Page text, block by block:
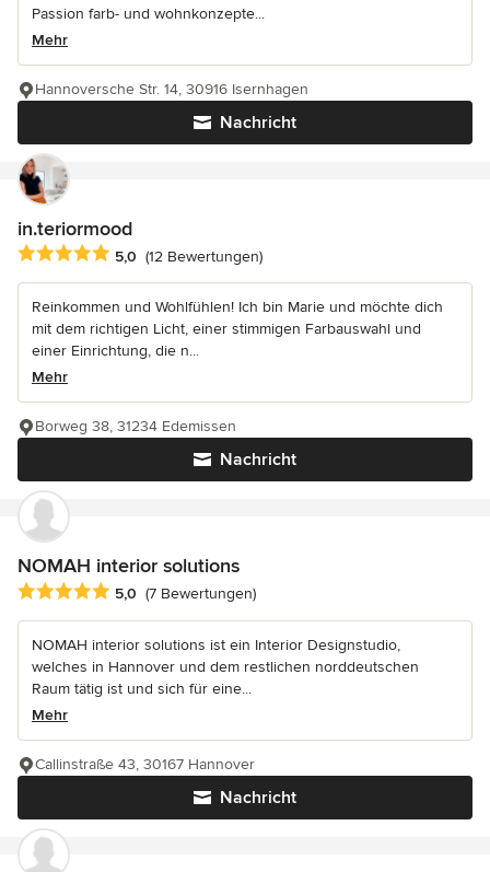
Passion farb- und wohnkonzepte...
Mehr
Nachricht
Hannoversche Str. 14, 30916 Isernhagen
in.teriormood
Durchschnittliche Bewertung: 5 von 5 Sternen
5,0 (12 Bewertungen)
Reinkommen und Wohlfühlen! Ich bin Marie und möchte dich
mit dem richtigen Licht, einer stimmigen Farbauswahl und
einer Einrichtung, die n...
Mehr
Nachricht
Borweg 38, 31234 Edemissen
NOMAH interior solutions
Durchschnittliche Bewertung: 5 von 5 Sternen
5,0 (7 Bewertungen)
NOMAH interior solutions ist ein Interior Designstudio,
welches in Hannover und dem restlichen norddeutschen
Raum tätig ist und sich für eine...
Mehr
Nachricht
Callinstraße 43, 30167 Hannover